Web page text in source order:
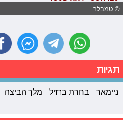
© טמבלר
תגיות
ניימאר בחרת ברזיל מלך הביצה